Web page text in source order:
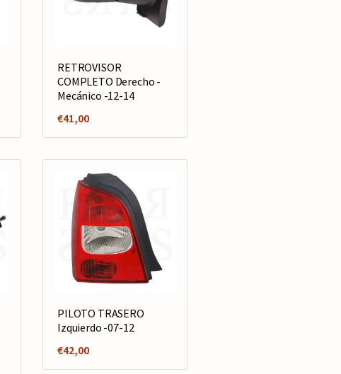
RETROVISOR
COMPLETO Derecho -
Mecánico -12-14
€41,00
PILOTO TRASERO
Izquierdo -07-12
€42,00